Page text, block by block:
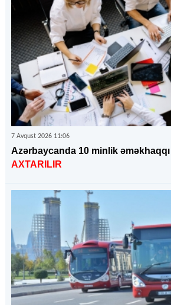
7 Avqust 2026 11:06
Azərbaycanda 10 minlik
AXTARILIR